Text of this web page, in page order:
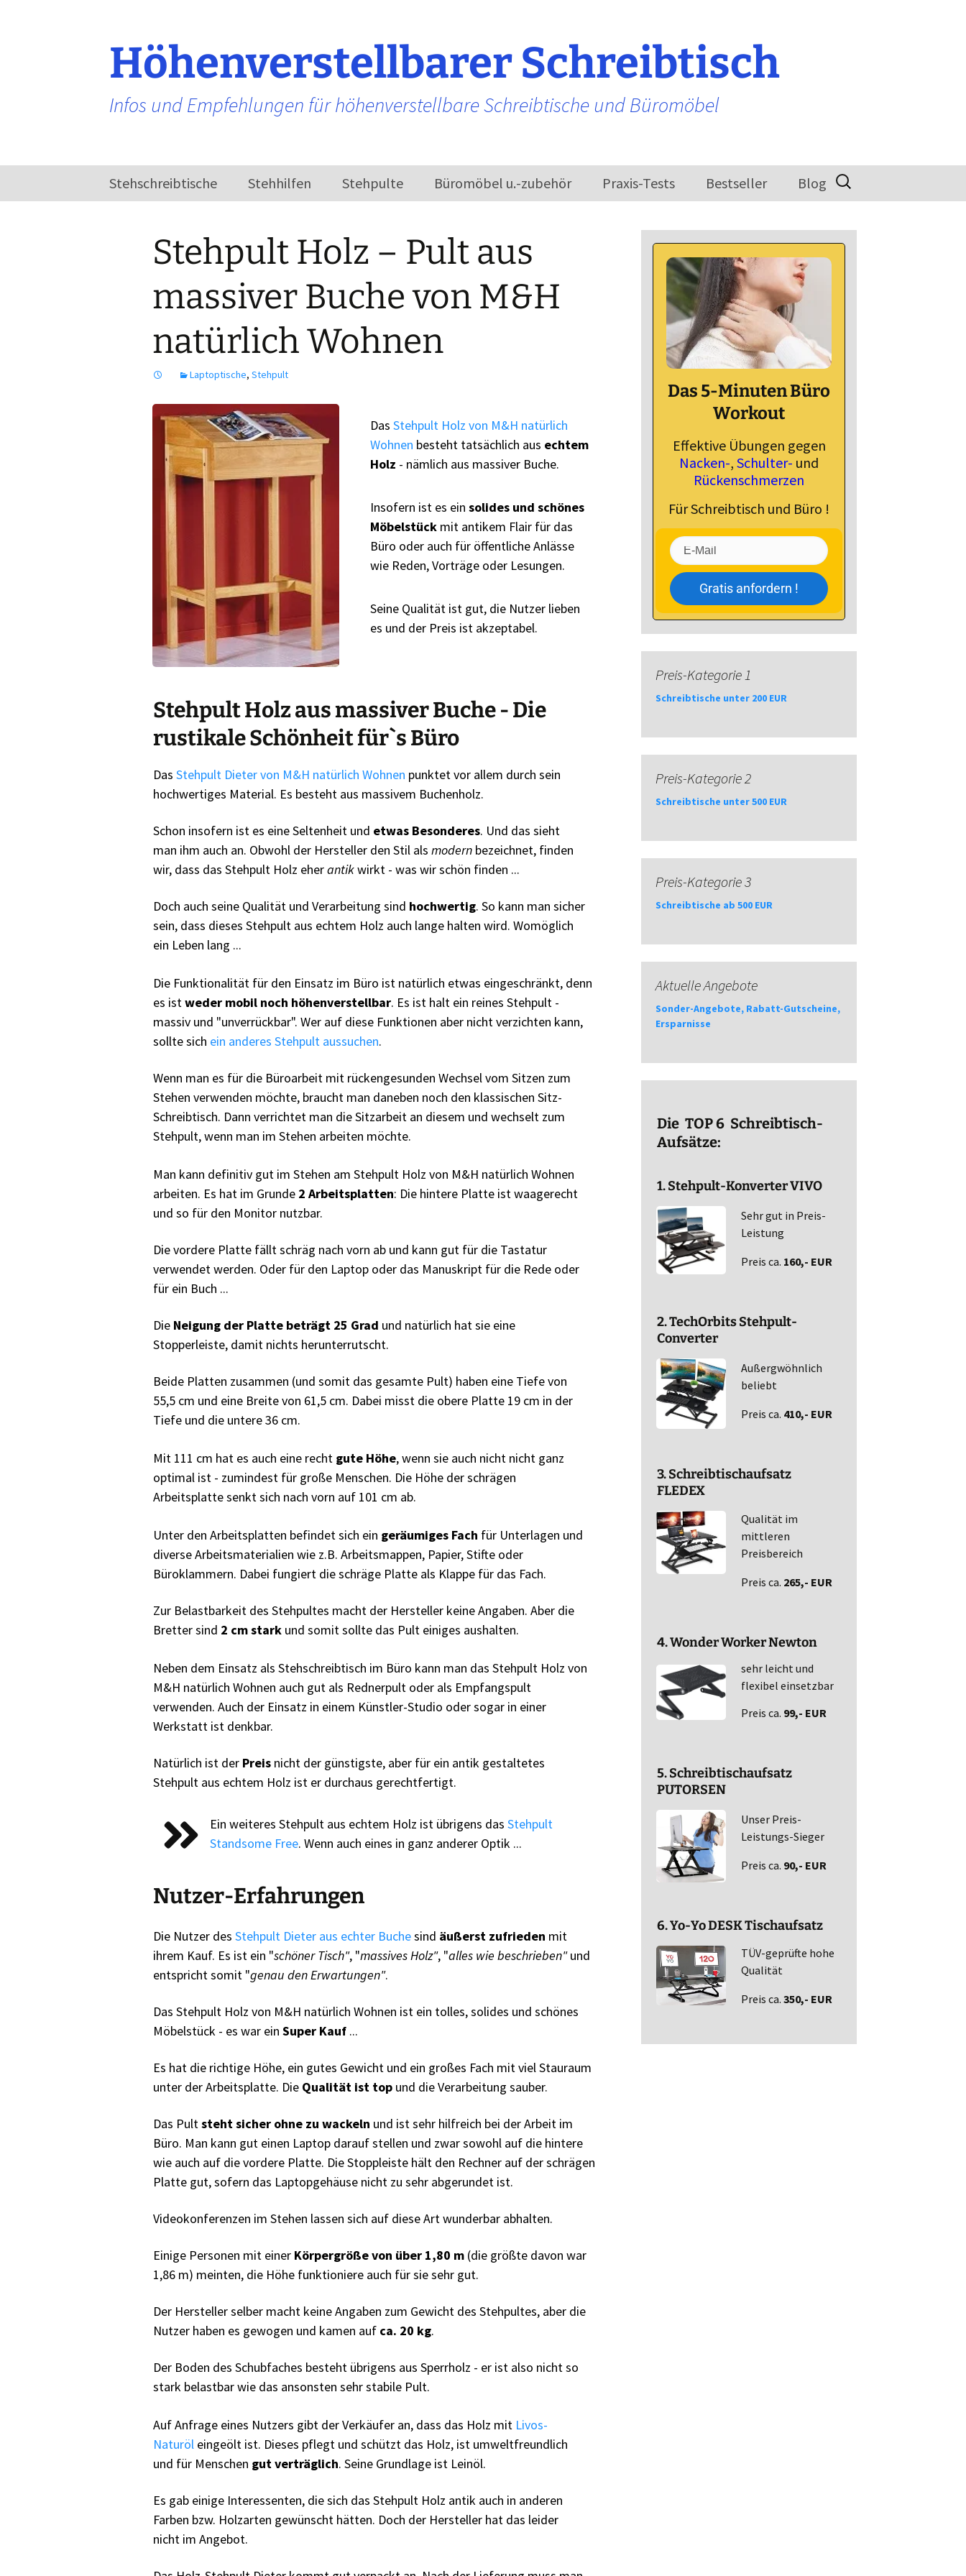
Höhenverstellbarer Schreibtisch
Infos und Empfehlungen für höhenverstellbare Schreibtische und Büromöbel
Stehschreibtische
höhenverstellbarer
Schreibtisch
Stehhilfen Stehpulte
Büromöbel u.-zubehör
Praxis-Tests Bestseller Blog
Suchen
nach:
Stehpult Holz – Pult aus
massiver Buche von M&H
natürlich Wohnen
Laptoptische, Stehpult
Das Stehpult Holz von M&H natürlich
Wohnen besteht tatsächlich aus echtem
Holz - nämlich aus massiver Buche.
Insofern ist es ein solides und schönes
Möbelstückmit antikem Flair für das
Büro oder auch für öffentliche Anlässe
wie Reden, Vorträge oder Lesungen.
Seine Qualität ist gut, die Nutzer lieben
es und der Preis ist akzeptabel.
Stehpult Holz aus massiver Buche - Die
rustikale Schönheit für`s Büro
Das Stehpult Dieter von M&H natürlich Wohnen punktet vor allem durch sein
hochwertiges Material. Es besteht aus massivem Buchenholz.
Schon insofern ist es eine Seltenheit und etwas Besonderes. Und das sieht
man ihm auch an. Obwohl der Hersteller den Stil als modern bezeichnet, finden
wir, dass das Stehpult Holz eherantikwirkt - was wir schön finden ...
Doch auch seine Qualität und Verarbeitung sind hochwertig. So kann man sicher
sein, dass dieses Stehpult aus echtem Holz auch lange halten wird. Womöglich
ein Leben lang ...
Die Funktionalität für den Einsatz im Büro ist natürlich etwas eingeschränkt, denn
es istweder mobil noch höhenverstellbar. Es ist halt ein reines Stehpult -
massiv und "unverrückbar". Wer auf diese Funktionen aber nicht verzichten kann,
sollte sich ein anderes Stehpult aussuchen.
Wenn man es für die Büroarbeit mit rückengesunden Wechsel vom Sitzen zum
Stehen verwenden möchte, braucht man daneben noch den klassischen Sitz-
Schreibtisch. Dann verrichtet man die Sitzarbeit an diesem und wechselt zum
Stehpult, wenn man im Stehen arbeiten möchte.
Man kann definitiv gut im Stehen am Stehpult Holz von M&H natürlich Wohnen
arbeiten. Es hat im Grunde 2 Arbeitsplatten: Die hintere Platte ist waagerecht
und so für den Monitor nutzbar.
Die vordere Platte fällt schräg nach vorn ab und kann gut für die Tastatur
verwendet werden. Oder für den Laptop oder das Manuskript für die Rede oder
für ein Buch ...
Die Neigung der Platte beträgt 25 Grad und natürlich hat sie eine
Stopperleiste, damit nichts herunterrutscht.
Beide Platten zusammen (und somit das gesamte Pult) haben eine Tiefe von
55,5 cm und eine Breite von 61,5 cm. Dabei misst die obere Platte 19 cm in der
Tiefe und die untere 36 cm.
Mit 111 cm hat es auch eine recht gute Höhe, wenn sie auch nicht nicht ganz
optimal ist - zumindest für große Menschen. Die Höhe der schrägen
Arbeitsplatte senkt sich nach vorn auf 101 cm ab.
Unter den Arbeitsplatten befindet sich ein geräumiges Fach für Unterlagen und
diverse Arbeitsmaterialien wie z.B. Arbeitsmappen, Papier, Stifte oder
Büroklammern. Dabei fungiert die schräge Platte als Klappe für das Fach.
Zur Belastbarkeit des Stehpultes macht der Hersteller keine Angaben. Aber die
Bretter sind 2 cm stark und somit sollte das Pult einiges aushalten.
Neben dem Einsatz als Stehschreibtisch im Büro kann man das Stehpult Holz von
M&H natürlich Wohnen auch gut als Rednerpult oder als Empfangspult
verwenden. Auch der Einsatz in einem Künstler-Studio oder sogar in einer
Werkstatt ist denkbar.
Natürlich ist der Preis nicht der günstigste, aber für ein antik gestaltetes
Stehpult aus echtem Holz ist er durchaus gerechtfertigt.
Ein weiteres Stehpult aus echtem Holz ist übrigens das Stehpult
Standsome Free. Wenn auch eines in ganz anderer Optik ...
Nutzer-Erfahrungen
Die Nutzer des Stehpult Dieter aus echter Buchesind äußerst zufrieden mit
ihrem Kauf. Es ist ein "schöner Tisch", "massives Holz", "alles wie beschrieben"und
entspricht somit "genau den Erwartungen".
Das Stehpult Holz von M&H natürlich Wohnen ist ein tolles, solides und schönes
Möbelstück - es war ein Super Kauf ...
Es hat die richtige Höhe, ein gutes Gewicht und ein großes Fach mit viel Stauraum
unter der Arbeitsplatte. Die Qualität ist top und die Verarbeitung sauber.
Das Pultsteht sicher ohne zu wackeln und ist sehr hilfreich bei der Arbeit im
Büro. Man kann gut einen Laptop darauf stellen und zwar sowohl auf die hintere
wie auch auf die vordere Platte. Die Stoppleiste hält den Rechner auf der schrägen
Platte gut, sofern das Laptopgehäuse nicht zu sehr abgerundet ist.
Videokonferenzen im Stehen lassen sich auf diese Art wunderbar abhalten.
Einige Personen mit einer Körpergröße von über 1,80 m (die größte davon war
1,86 m) meinten, die Höhe funktioniere auch für sie sehr gut.
Der Hersteller selber macht keine Angaben zum Gewicht des Stehpultes, aber die
Nutzer haben es gewogen und kamen auf ca. 20 kg.
Der Boden des Schubfaches besteht übrigens aus Sperrholz - er ist also nicht so
stark belastbar wie das ansonsten sehr stabile Pult.
Auf Anfrage eines Nutzers gibt der Verkäufer an, dass das Holz mit Livos-
Naturöl eingeölt ist. Dieses pflegt und schützt das Holz, ist umweltfreundlich
und für Menschen gut verträglich. Seine Grundlage ist Leinöl.
Es gab einige Interessenten, die sich das Stehpult Holz antik auch in anderen
Farben bzw. Holzarten gewünscht hätten. Doch der Hersteller hat das leider
nicht im Angebot.
Das 5-Minuten Büro
Workout
Effektive Übungen gegen
Nacken-, Schulter- und
Rückenschmerzen
Für Schreibtisch und Büro !
Gratis anfordern !
Preis-Kategorie 1
Schreibtische unter 200 EUR
Preis-Kategorie 2
Schreibtische unter 500 EUR
Preis-Kategorie 3
Schreibtische ab 500 EUR
Aktuelle Angebote
Sonder-Angebote, Rabatt-Gutscheine,
Ersparnisse
Die TOP 6 Schreibtisch-
Aufsätze:
1. Stehpult-Konverter VIVO
Sehr gut in Preis-
Leistung
Preis ca. 160,- EUR
2. TechOrbits Stehpult-
Converter
Außergwöhnlich
beliebt
Preis ca. 410,- EUR
3. Schreibtischaufsatz
FLEDEX
Qualität im
mittleren
Preisbereich
Preis ca. 265,- EUR
4. Wonder Worker Newton
sehr leicht und
flexibel einsetzbar
Preis ca. 99,- EUR
5. Schreibtischaufsatz
PUTORSEN
Unser Preis-
Leistungs-Sieger
Preis ca. 90,- EUR
6. Yo-Yo DESK Tischaufsatz
TÜV-geprüfte hohe
Qualität
Preis ca. 350,- EUR